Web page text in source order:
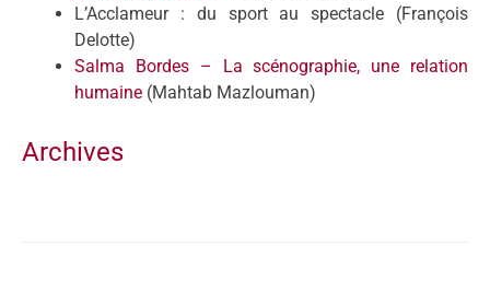
L’Acclameur : du sport au spectacle (François
Delotte)
Salma Bordes – La scénographie, une relation
humaine (Mahtab Mazlouman)
Archives